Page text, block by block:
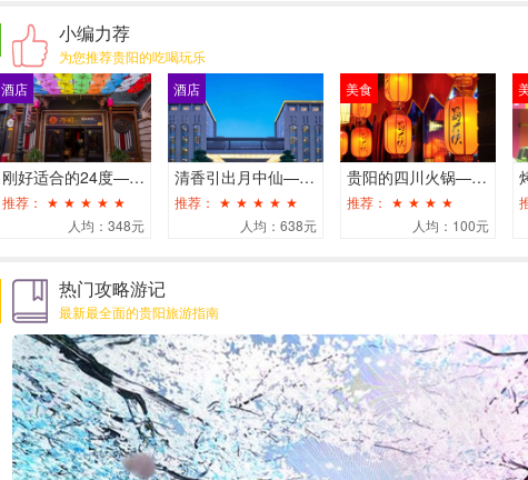
小编力荐
为您推荐贵阳的吃喝玩乐
酒店
刚好适合的24度——清镇二十四度坞精品酒店
推荐： ★ ★ ★ ★ ★
人均：348元
酒店
清香引出月中仙——中天凯悦酒店
推荐： ★ ★ ★ ★ ★
人均：638元
美食
贵阳的四川火锅——蜀大侠
推荐： ★ ★ ★ ★
人均：100元
热门攻略游记
最新最全面的贵阳旅游指南